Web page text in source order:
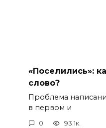
«Поселились»:
слово?
Проблема
в первом и
0 93.1к.